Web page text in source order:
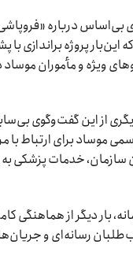
بی‌اساس درباره
پروژه براندازی با
ویژه و مأموران موساد
از این گفت‌وگوی
موساد برای ارتباط با
خدمات پزشکی به
بار دیگر از هماهنگی
رسانه‌ای و